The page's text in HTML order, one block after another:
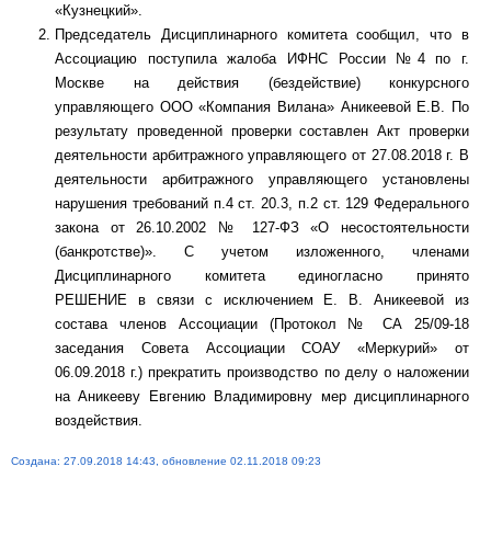
«Кузнецкий».
Председатель Дисциплинарного комитета сообщил, что в
Ассоциацию поступила жалоба ИФНС России №4 по г.
Москве на действия (бездействие) конкурсного
управляющего ООО «Компания Вилана» Аникеевой Е.В. По
результату проведенной проверки составлен Акт проверки
деятельности арбитражного управляющего от 27.08.2018 г. В
деятельности арбитражного управляющего установлены
нарушения требований п.4 ст. 20.3, п.2 ст. 129 Федерального
закона от 26.10.2002 № 127-ФЗ «О несостоятельности
(банкротстве)». С учетом изложенного, членами
Дисциплинарного комитета единогласно принято
РЕШЕНИЕ в связи с исключением Е. В. Аникеевой из
состава членов Ассоциации (Протокол № СА 25/09-18
заседания Совета Ассоциации СОАУ «Меркурий» от
06.09.2018 г.) прекратить производство по делу о наложении
на Аникееву Евгению Владимировну мер дисциплинарного
воздействия.
Создана: 27.09.2018 14:43, обновление 02.11.2018 09:23